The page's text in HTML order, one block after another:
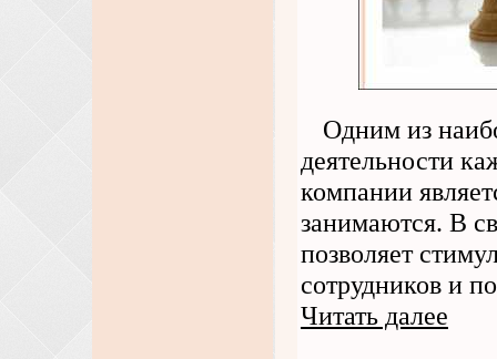
Одним из
деятельности
компании
занимаются. В
позволяет
сотрудников и
Читать далее